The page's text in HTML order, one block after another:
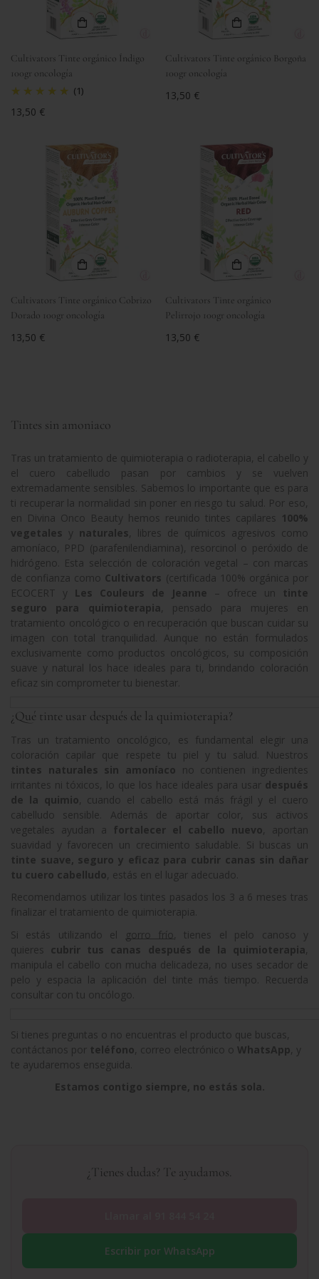
Cultivators Tinte orgánico Índigo
100gr oncología
(1)
Precio
13,50 €
Cultivators Tinte orgánico Borgoña
100gr oncología
Precio
13,50 €
Cultivators Tinte orgánico Cobrizo
Dorado 100gr oncología
Precio
13,50 €
Cultivators Tinte orgánico
Pelirrojo 100gr oncología
Precio
13,50 €
Tintes sin amoniaco
Tras un tratamiento de quimioterapia o radioterapia, el cabello y
el cuero cabelludo pasan por cambios y se vuelven
extremadamente sensibles. Sabemos lo importante que es para
ti recuperar la normalidad sin poner en riesgo tu salud. Por eso,
en Divina Onco Beauty hemos reunido tintes capilares
100%
vegetales y naturales , libres de químicos agresivos como
amoníaco, PPD (parafenilendiamina), resorcinol o peróxido de
hidrógeno. Esta selección de coloración vegetal – con marcas
de confianza como Cultivators (certificada 100% orgánica por
ECOCERT y Les Couleurs de Jeanne – ofrece un
tinte
seguro para quimioterapia , pensado para mujeres en
tratamiento oncológico o en recuperación que buscan cuidar su
imagen con total tranquilidad. Aunque no están formulados
exclusivamente como productos oncológicos, su composición
suave y natural los hace ideales para ti, brindando coloración
eficaz sin comprometer tu bienestar.
¿Qué tinte usar después de la quimioterapia?
Tras un tratamiento oncológico, es fundamental elegir una
coloración capilar que respete tu piel y tu salud. Nuestros
tintes naturales sin amoníaco no contienen ingredientes
irritantes ni tóxicos, lo que los hace ideales para usar después
de la quimio , cuando el cabello está más frágil y el cuero
cabelludo sensible. Además de aportar color, sus activos
vegetales ayudan a
fortalecer el cabello nuevo , aportan
suavidad y favorecen un crecimiento saludable. Si buscas un
tinte suave, seguro y eficaz para cubrir canas sin dañar
tu cuero cabelludo , estás en el lugar adecuado.
Recomendamos utilizar los tintes pasados los 3 a 6 meses tras
finalizar el tratamiento de quimioterapia.
Si estás utilizando el
gorro frío
, tienes el pelo canoso y
quieres cubrir tus canas después de la quimioterapia
manipula el cabello con mucha delicadeza, no uses secador de
pelo y espacia la aplicación del tinte más tiempo. Recuerda
consultar con tu oncólogo.
Si tienes preguntas o no encuentras el producto que buscas,
contáctanos por teléfono , correo electrónico o WhatsApp , y
te ayudaremos enseguida.
Estamos contigo siempre, no estás sola.
¿Tienes dudas? Te ayudamos.
Escribir por WhatsApp